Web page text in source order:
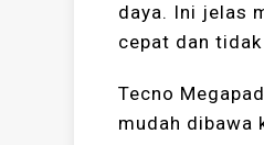
daya. Ini jelas
cepat dan
Tecno
mudah dibawa